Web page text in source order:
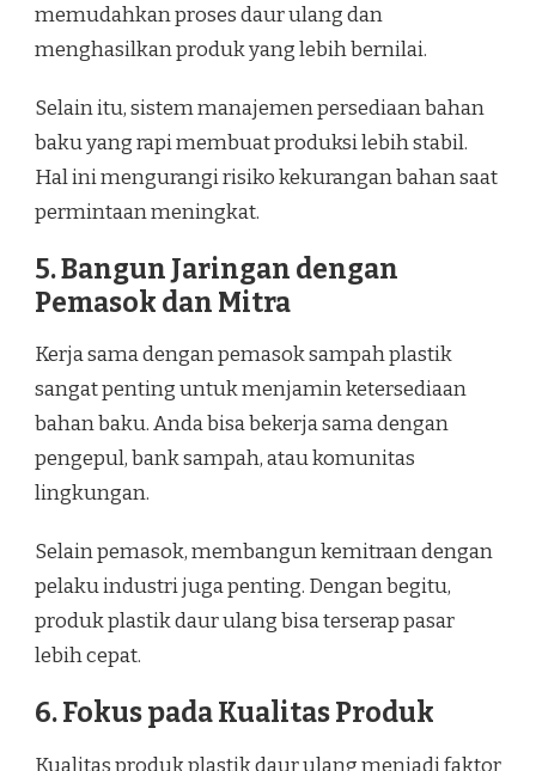
memudahkan proses daur ulang dan
menghasilkan produk yang lebih bernilai.
Selain itu, sistem manajemen persediaan bahan
baku yang rapi membuat produksi lebih stabil.
Hal ini mengurangi risiko kekurangan bahan saat
permintaan meningkat.
5. Bangun Jaringan dengan
Pemasok dan Mitra
Kerja sama dengan pemasok sampah plastik
sangat penting untuk menjamin ketersediaan
bahan baku. Anda bisa bekerja sama dengan
pengepul, bank sampah, atau komunitas
lingkungan.
Selain pemasok, membangun kemitraan dengan
pelaku industri juga penting. Dengan begitu,
produk plastik daur ulang bisa terserap pasar
lebih cepat.
6. Fokus pada Kualitas Produk
Kualitas produk plastik daur ulang menjadi faktor